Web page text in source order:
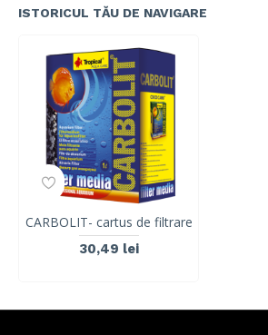
ISTORICUL TĂU DE NAVIGARE
CARBOLIT- cartus de filtrare
30,49 lei